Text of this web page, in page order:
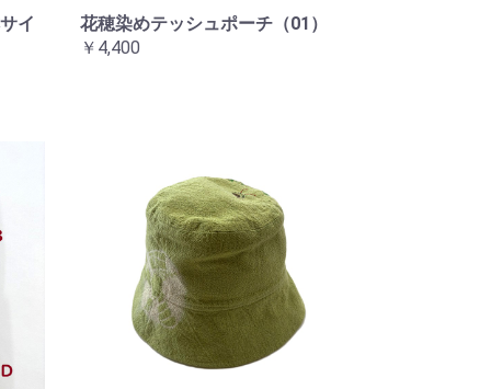
イ
花穂染めテッシュポーチ（01）
￥4,400